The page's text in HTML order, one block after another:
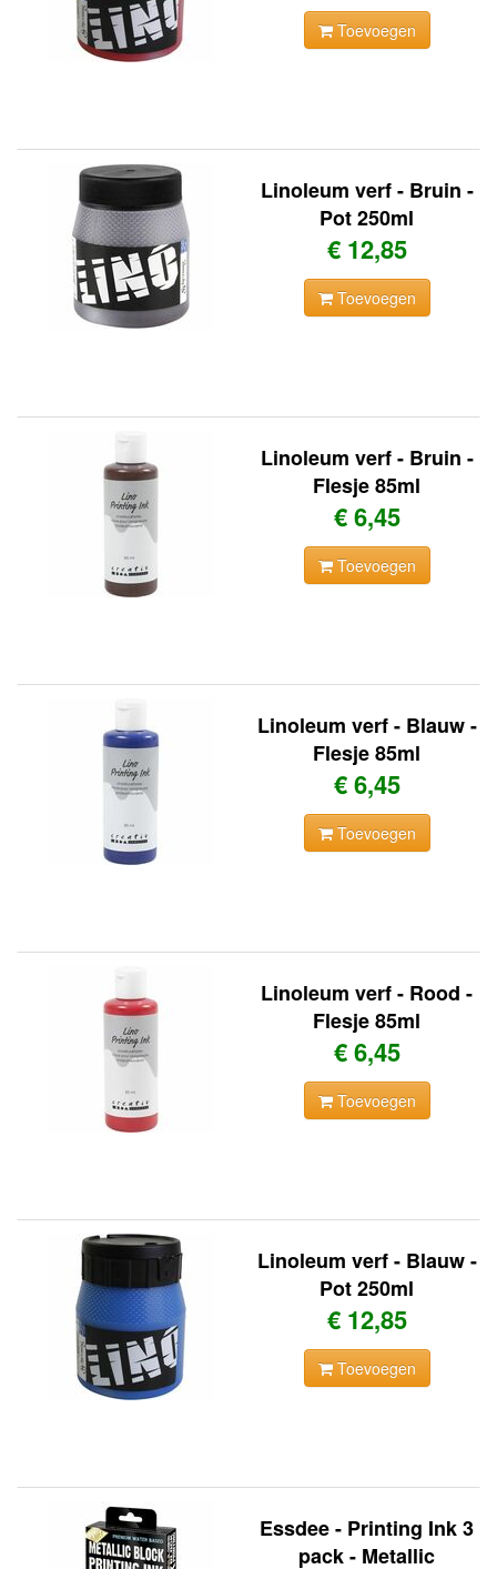
Toevoegen
Linoleum verf - Bruin -
Pot 250ml
€ 12,85
Toevoegen
Linoleum verf - Bruin -
Flesje 85ml
€ 6,45
Toevoegen
Linoleum verf - Blauw -
Flesje 85ml
€ 6,45
Toevoegen
Linoleum verf - Rood -
Flesje 85ml
€ 6,45
Toevoegen
Linoleum verf - Blauw -
Pot 250ml
€ 12,85
Toevoegen
Essdee - Printing Ink 3
pack - Metallic